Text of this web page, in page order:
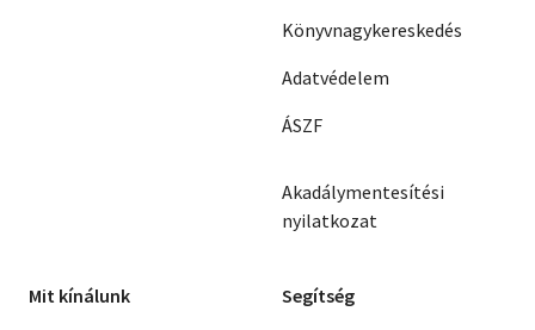
Könyvnagykereskedés
Adatvédelem
ÁSZF
Akadálymentesítési
nyilatkozat
Mit kínálunk Segítség